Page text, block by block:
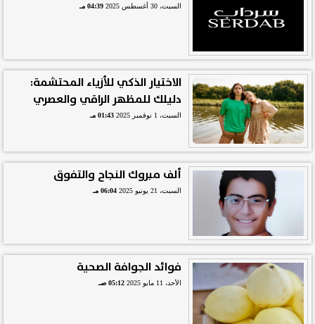
السبت، 30 أغسطس 2025 04:39 مـ
الاختيار الذكي للأزياء المحتشمة:
دليلك للمظهر الراقي والعصري
السبت، 1 نوفمبر 2025 01:43 مـ
ألف مبروك النجاح والتفوق
السبت، 21 يونيو 2025 06:04 مـ
فوائد الجوافة الصحية
الأحد، 11 مايو 2025 05:12 صـ